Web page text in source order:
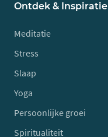
Ontdek & Inspiratie
Meditatie
Stress
Slaap
Yoga
Persoonlijke groei
Spiritualiteit